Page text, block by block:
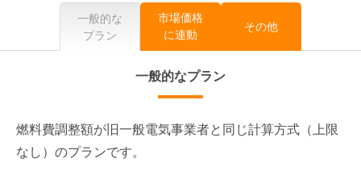
一般的な
プラン
市場価格
に連動
その他
一般的なプラン
燃料費調整額が旧一般電気事業者と同じ計算方式（上限
なし）のプランです。